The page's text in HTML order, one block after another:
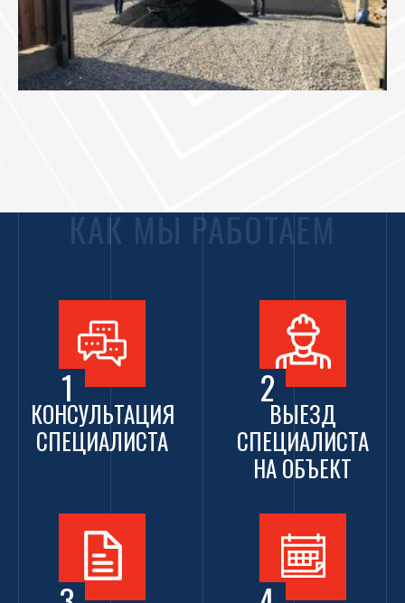
КАК МЫ РАБОТАЕМ
1
КОНСУЛЬТАЦИЯ
СПЕЦИАЛИСТА
2
ВЫЕЗД
СПЕЦИАЛИСТА
НА ОБЪЕКТ